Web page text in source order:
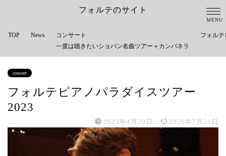
フォルテのサイト
TOP News
コンサート
一度は聴きたいショパン名曲ツアー＋カンパネラ
フォル
concert
フォルテピアノパラダイスツアー
2023
2023年4月20日 / 2026年7月21日